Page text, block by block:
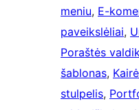
meniu, E-
paveikslėliai,
Poraštės
šablonas,
stulpelis,